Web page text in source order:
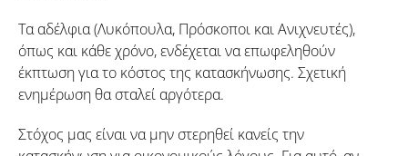
Τα αδέλφια (Λυκόπουλα, Πρόσκοποι και Ανιχνευτές),
όπως και κάθε χρόνο, ενδέχεται να επωφεληθούν
έκπτωση για το κόστος της κατασκήνωσης. Σχετική
ενημέρωση θα σταλεί αργότερα.
Στόχος μας είναι να μην στερηθεί κανείς την